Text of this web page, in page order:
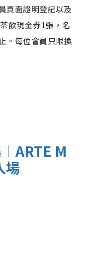
頁面證明登記以及
飲現金券1張，名
。每位會員只限換
M
場